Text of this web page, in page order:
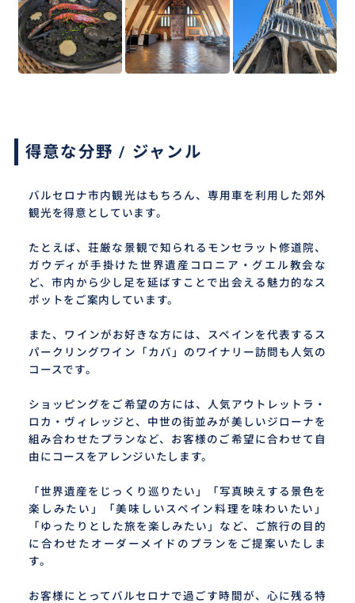
得意な分野 / ジャンル
バルセロナ市内観光はもちろん、専用車を利用した郊外
観光を得意としています。
たとえば、荘厳な景観で知られるモンセラット修道院、
ガウディが手掛けた世界遺産コロニア・グエル教会な
ど、市内から少し足を延ばすことで出会える魅力的なス
ポットをご案内しています。
また、ワインがお好きな方には、スペインを代表するス
パークリングワイン「カバ」のワイナリー訪問も人気の
コースです。
ショッピングをご希望の方には、人気アウトレットラ・
ロカ・ヴィレッジと、中世の街並みが美しいジローナを
組み合わせたプランなど、お客様のご希望に合わせて自
由にコースをアレンジいたします。
「世界遺産をじっくり巡りたい」「写真映えする景色を
楽しみたい」「美味しいスペイン料理を味わいたい」
「ゆったりとした旅を楽しみたい」など、ご旅行の目的
に合わせたオーダーメイドのプランをご提案いたしま
す。
お客様にとってバルセロナで過ごす時間が、心に残る特